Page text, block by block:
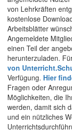
von Lehrkräften
kostenlose
Arbeitsblätter
Angemeldete
einen Teil der
herunterzuladen.
von
Verfügung. Hier
Fragen oder
Möglichkeiten, die
werden, damit sich
und ein nützliches